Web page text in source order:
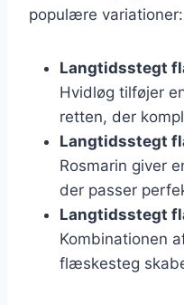
populære variationer:
Langtidsstegt
Hvidløg tilføjer
retten, der
Langtidsstegt
Rosmarin giver
der passer
Langtidsstegt
Kombinationen
flæskesteg